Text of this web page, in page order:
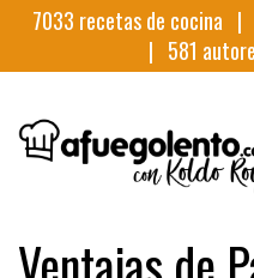
7033 recetas de cocina |
| 581